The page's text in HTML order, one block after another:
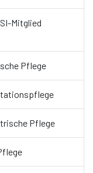
Mitglied
Pflege
Pflege